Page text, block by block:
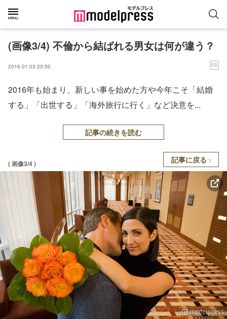
(画像3/4) 不倫から結ばれる男女は何が違う？
2016.01.03 23:50
2016年も始まり、新しい事を始めた方や今年こそ「結婚
する」「出世する」「海外旅行に行く」など決意を...
記事の続きを読む
( 画像3/4 ) 記事に戻る